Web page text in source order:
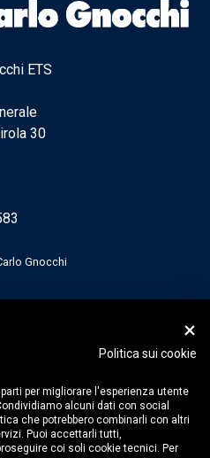
ETS
30
Gnocchi
Politica sui cookie
per migliorare l'esperienza utente
alcuni dati con social
che potrebbero combinarli con altri
Puoi accettarli tutti,
coi soli cookie tecnici. Per